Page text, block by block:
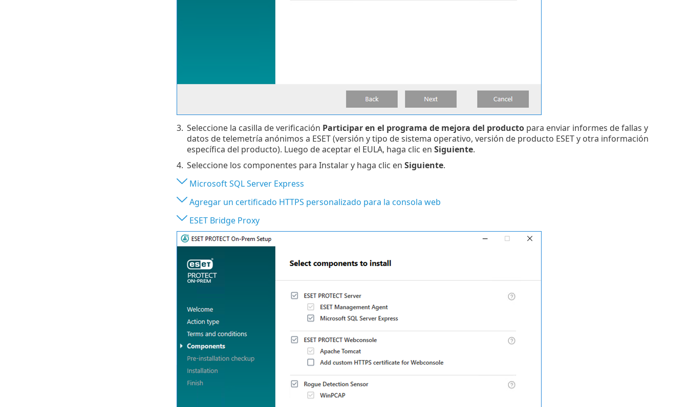
3. Seleccione la casilla de verificación Participar en el programa de mejora del productopara enviar informes de fallas y
datos de telemetría anónimos a ESET (versión y tipo de sistema operativo, versión de producto ESET y otra información
específica del producto). Luego de aceptar el EULA, haga clic en Siguiente.
4. Seleccione los componentes para Instalar y haga clic en Siguiente.
Microsoft SQL Server Express
Agregar un certificado HTTPS personalizado para la consola web
ESET Bridge Proxy